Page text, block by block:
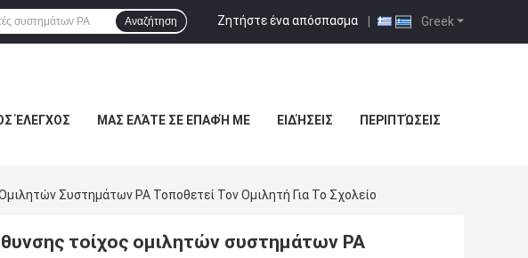
Greek
Ζητήστε ένα απόσπασμα |
Αναζήτηση
ΈΛΕΓΧΟΣ ΜΑΣ ΕΛΆΤΕ ΣΕ ΕΠΑΦΉ ΜΕ ΕΙΔΉΣΕΙΣ ΠΕΡΙΠΤΏΣΕΙΣ
Συστημάτων PA Τοποθετεί Τον Ομιλητή Για Το Σχολείο
τοίχος ομιλητών συστημάτων PA